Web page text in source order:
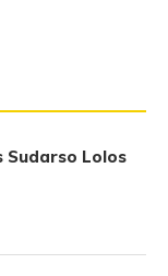
Sudarso Lolos